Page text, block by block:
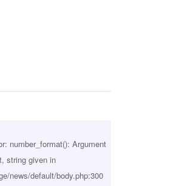
number_format(): Argument
string given in
news/default/body.php:300